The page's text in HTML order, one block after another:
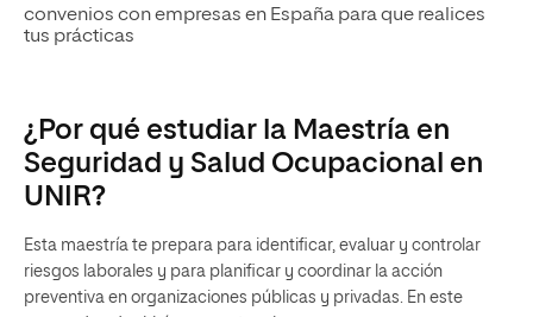
convenios con empresas en España para que realices
tus prácticas
¿Por qué estudiar la Maestría en
Seguridad y Salud Ocupacional en
UNIR?
Esta maestría te prepara para identificar, evaluar y controlar
riesgos laborales y para planificar y coordinar la acción
preventiva en organizaciones públicas y privadas. En este